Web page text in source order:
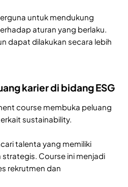
untuk mendukung
aturan yang berlaku.
dapat dilakukan secara lebih
karier di bidang ESG
course membuka peluang
sustainability.
talenta yang memiliki
Course ini menjadi
rekrutmen dan